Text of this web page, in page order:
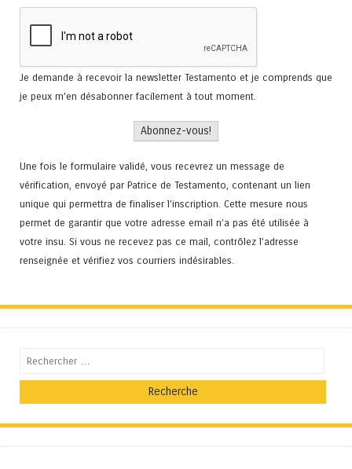
Je demande à recevoir la newsletter Testamento et je comprends que
je peux m'en désabonner facilement à tout moment.
Une fois le formulaire validé, vous recevrez un message de
vérification, envoyé par Patrice de Testamento, contenant un lien
unique qui permettra de finaliser l'inscription. Cette mesure nous
permet de garantir que votre adresse email n’a pas été utilisée à
votre insu. Si vous ne recevez pas ce mail, contrôlez l’adresse
renseignée et vérifiez vos courriers indésirables.
Recherche